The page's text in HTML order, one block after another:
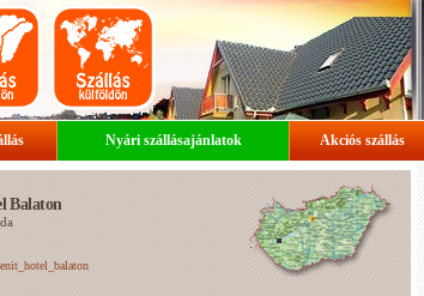
Nyári szállásajánlatok Akciós szállás
Balaton